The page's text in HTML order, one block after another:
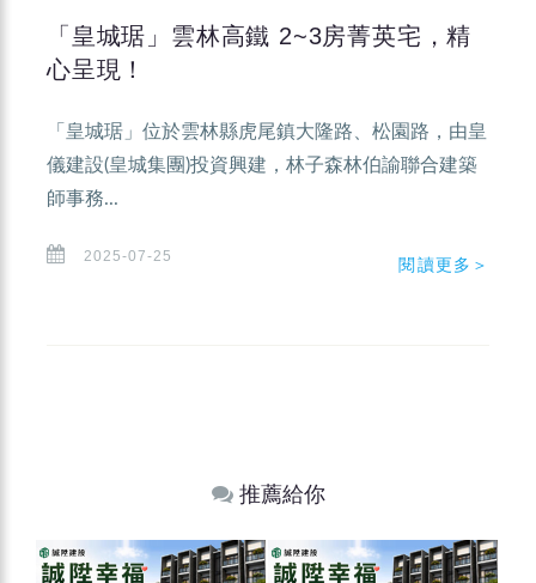
「皇城琚」雲林高鐵 2~3房菁英宅，精
心呈現！
「皇城琚」位於雲林縣虎尾鎮大隆路、松園路，由皇
儀建設(皇城集團)投資興建，林子森林伯諭聯合建築
師事務...
2025-07-25 閱讀更多＞
推薦給你